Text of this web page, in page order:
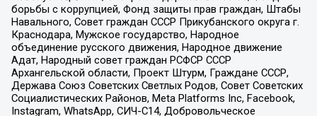
борьбы с коррупцией, Фонд защиты прав граждан, Штабы
Навального, Совет граждан СССР Прикубанского округа г.
Краснодара, Мужское государство, Народное
объединение русского движения, Народное движение
Адат, Народный совет граждан РСФСР СССР
Архангельской области, Проект Штурм, Граждане СССР,
Держава Союз Советских Светлых Родов, Совет Советских
Социалистических Районов, Meta Platforms Inc, Facebook,
Instagram, WhatsApp, СИЧ-С14, Добровольческое